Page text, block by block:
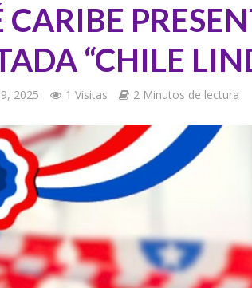
CARIBE
“CHILE
2025 1 Visitas 2 Minutos de lectura